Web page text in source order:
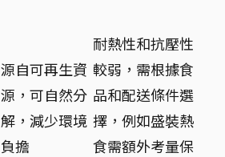
源自可再生資
源，可自然分
解，減少環境
負擔
耐熱性和抗壓性
較弱，需根據食
品和配送條件選
擇，例如盛裝熱
食需額外考量保